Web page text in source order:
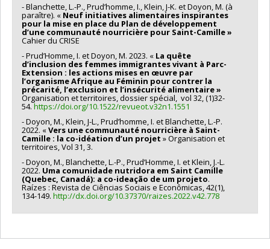
- Blanchette, L.-P., Prud’homme, I., Klein, J-K. et Doyon, M. (à
paraître). « Neuf initiatives alimentaires inspirantes
pour la mise en place du Plan de développement
d’une communauté nourricière pour Saint-Camille »
Cahier du CRISE
- Prud’Homme, I. et Doyon, M. 2023. « La quête
d’inclusion des femmes immigrantes vivant à Parc-
Extension : les actions mises en œuvre par
l’organisme Afrique au Féminin pour contrer la
précarité, l’exclusion et l’insécurité alimentaire»
Organisation et territoires, dossier spécial, vol 32, (1)32-
54.https://doi.org/10.1522/revueot.v32n1.1551
- Doyon, M., Klein, J-L., Prud’homme, I. et Blanchette, L.-P.
2022. «Vers une communauté nourricière à Saint-
Camille : la co-idéation d’un projet » Organisation et
territoires, Vol 31, 3.
- Doyon, M., Blanchette, L.-P., Prud’Homme, I. et Klein, J.-L.
2022. Uma comunidade nutridora em Saint Camille
(Quebec, Canadá): a co-ideação de um projeto.
Raízes : Revista de Ciências Sociais e Econômicas, 42(1),
134-149. http://dx.doi.org/10.37370/raizes.2022.v42.778